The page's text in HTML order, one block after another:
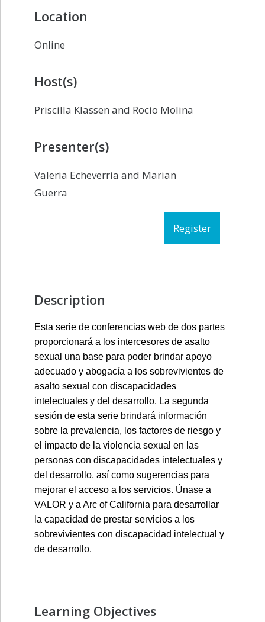
Location
Online
Host(s)
Priscilla Klassen and Rocio Molina
Presenter(s)
Valeria Echeverria and Marian
Guerra
Register
Description
Esta serie de conferencias web de dos partes
proporcionará a los intercesores de asalto
sexual una base para poder brindar apoyo
adecuado y abogacía a los sobrevivientes de
asalto sexual con discapacidades
intelectuales y del desarrollo. La segunda
sesión de esta serie brindará información
sobre la prevalencia, los factores de riesgo y
el impacto de la violencia sexual en las
personas con discapacidades intelectuales y
del desarrollo, así como sugerencias para
mejorar el acceso a los servicios. Únase a
VALOR y a Arc of California para desarrollar
la capacidad de prestar servicios a los
sobrevivientes con discapacidad intelectual y
de desarrollo.
Learning Objectives